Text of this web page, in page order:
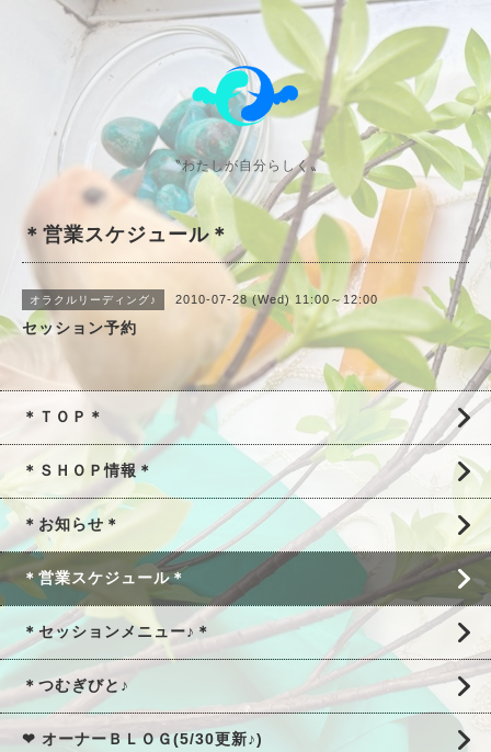
〝わたしが自分らしく〟
＊営業スケジュール＊
オラクルリーディング♪ 2010-07-28 (Wed) 11:00～12:00
セッション予約
＊ＴＯＰ＊
＊ＳＨＯＰ情報＊
＊お知らせ＊
＊営業スケジュール＊
＊セッションメニュー♪＊
＊つむぎびと♪
❤ オーナーＢＬＯＧ(5/30更新♪)